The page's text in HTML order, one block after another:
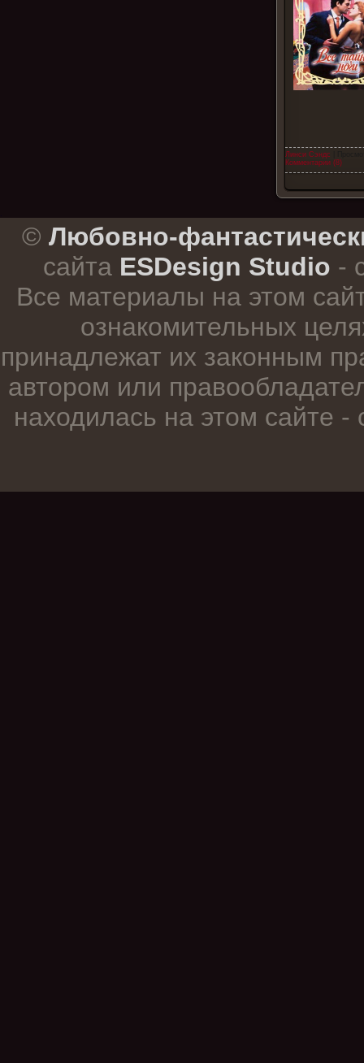
Линси Сэндс
Комментарии (8)
© Любовно-
сайта ESDesign Studio -
Все материалы на этом
ознакомительных
принадлежат их законным
автором или
находилась на этом сайте